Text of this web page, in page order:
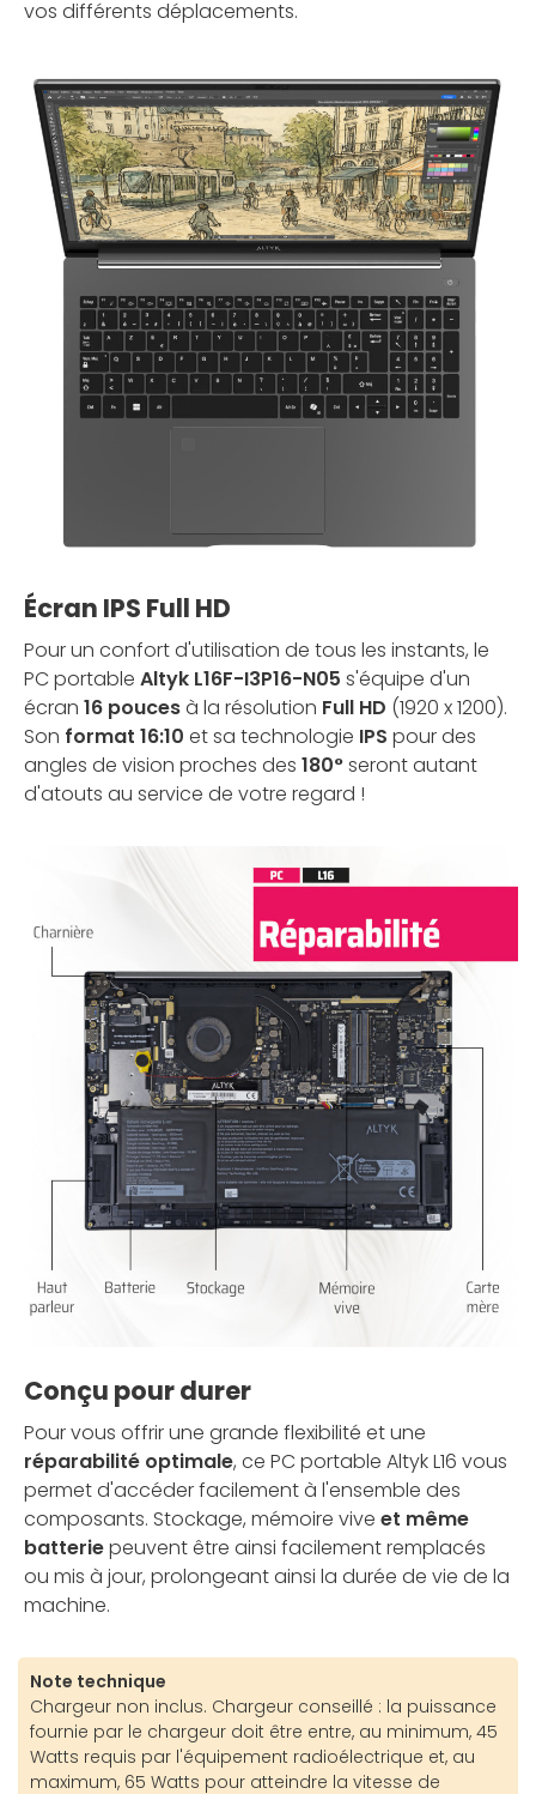
vos différents déplacements.
Écran IPS Full HD
Pour un confort d'utilisation de tous les instants, le
PC portable Altyk L16F-I3P16-N05 s'équipe d'un
écran 16 poucesà la résolution Full HD (1920 x 1200).
Son format 16:10 et sa technologie IPS pour des
angles de vision proches des 180°seront autant
d'atouts au service de votre regard !
Conçu pour durer
Pour vous offrir une grande flexibilité et une
réparabilité optimale, ce PC portable Altyk L16 vous
permet d'accéder facilement à l'ensemble des
composants. Stockage, mémoire vive et même
batteriepeuvent être ainsi facilement remplacés
ou mis à jour, prolongeant ainsi la durée de vie de la
machine.
Note technique
Chargeur non inclus. Chargeur conseillé : la puissance
fournie par le chargeur doit être entre, au minimum, 45
Watts requis par l'équipement radioélectrique et, au
maximum, 65 Watts pour atteindre la vitesse de